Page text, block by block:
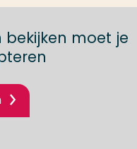
moet je